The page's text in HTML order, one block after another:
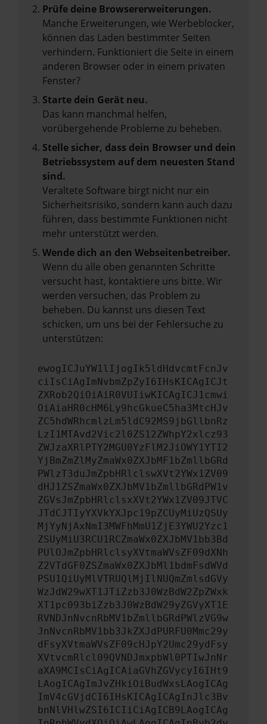
Prüfe deine Browsererweiterungen.
Manche Erweiterungen, wie Werbeblocker,
können das Laden bestimmter Seiten
verhindern. Funktioniert die Seite in einem
anderen Browser oder in einem privaten
Fenster?
Starte dein Gerät neu.
Das kann manchmal helfen,
vorübergehende Probleme zu beheben.
Stelle sicher, dass dein Browser und dein
Betriebssystem auf dem neuesten Stand
sind.
Veraltete Software birgt nicht nur ein
Sicherheitsrisiko, sondern kann auch dazu
führen, dass bestimmte Funktionen nicht
mehr unterstützt werden.
Wende dich an den Webseitenbetreiber.
Wenn du alle oben genannten Schritte
versucht hast, kontaktiere uns bitte. Wir
werden versuchen, das Problem zu
beheben. Du kannst uns diesen Text
schicken, um uns bei der Fehlersuche zu
unterstützen:
ewogICJuYW1lIjogIk5ldHdvcmtFcnJv
ciIsCiAgImNvbmZpZyI6IHsKICAgICJt
ZXRob2QiOiAiR0VUIiwKICAgICJ1cmwi
OiAiaHR0cHM6Ly9hcGkueC5ha3MtcHJv
ZC5hdWRhcmlzLm5ldC92MS9jbGllbnRz
LzI1MTAvd2Vic2l0ZS12ZWhpY2xlcz93
ZWJzaXRlPTY2MGU0YzFlM2JiOWY1YTI2
YjBmZmZlMyZmaWx0ZXJbMF1bZmllbGRd
PWlzT3duJmZpbHRlclswXVt2YWx1ZV09
dHJ1ZSZmaWx0ZXJbMV1bZmllbGRdPW1v
ZGVsJmZpbHRlclsxXVt2YWx1ZV09JTVC
JTdCJTIyYXVkYXJpc19pZCUyMiUzQSUy
MjYyNjAxNmI3MWFhMmU1ZjE3YWU2Yzc1
ZSUyMiU3RCU1RCZmaWx0ZXJbMV1bb3Bd
PUlOJmZpbHRlclsyXVtmaWVsZF09dXNh
Z2VTdGF0ZSZmaWx0ZXJbMl1bdmFsdWVd
PSU1QiUyMlVTRUQlMjIlNUQmZmlsdGVy
WzJdW29wXT1JTiZzb3J0WzBdW2ZpZWxk
XT1pc093biZzb3J0WzBdW29yZGVyXT1E
RVNDJnNvcnRbMV1bZmllbGRdPWlzVG9w
JnNvcnRbMV1bb3JkZXJdPURFU0Mmc29y
dFsyXVtmaWVsZF09cHJpY2Umc29ydFsy
XVtvcmRlcl09QVNDJmxpbWl0PTIwJnNr
aXA9MCIsCiAgICAiaGVhZGVycyI6IHt9
LAogICAgImJvZHkiOiBudWxsLAogICAg
ImV4cGVjdCI6IHsKICAgICAgInJlc3Bv
bnNlVHlwZSI6ICIiCiAgICB9LAogICAg